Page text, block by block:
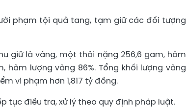
phạm tội quả tang, tạm giữ các đối tượng
giữ là vàng, một thỏi nặng 256,6 gam, hàm
hàm lượng vàng 86%. Tổng khối lượng vàng
vi phạm hơn 1,817 tỷ đồng.
tục điều tra, xử lý theo quy định pháp luật.